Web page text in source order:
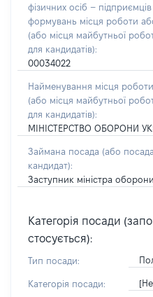
фізичних осіб –
формувань місця роботи
(або місця майбутньої
для кандидатів):
00034022
Найменування місця
(або місця майбутньої
для кандидатів):
МІНІСТЕРСТВО ОБОРОНИ
Займана посада (або
кандидат):
Заступник міністра
Категорія посади
стосується):
Тип посади:
Категорія посади: